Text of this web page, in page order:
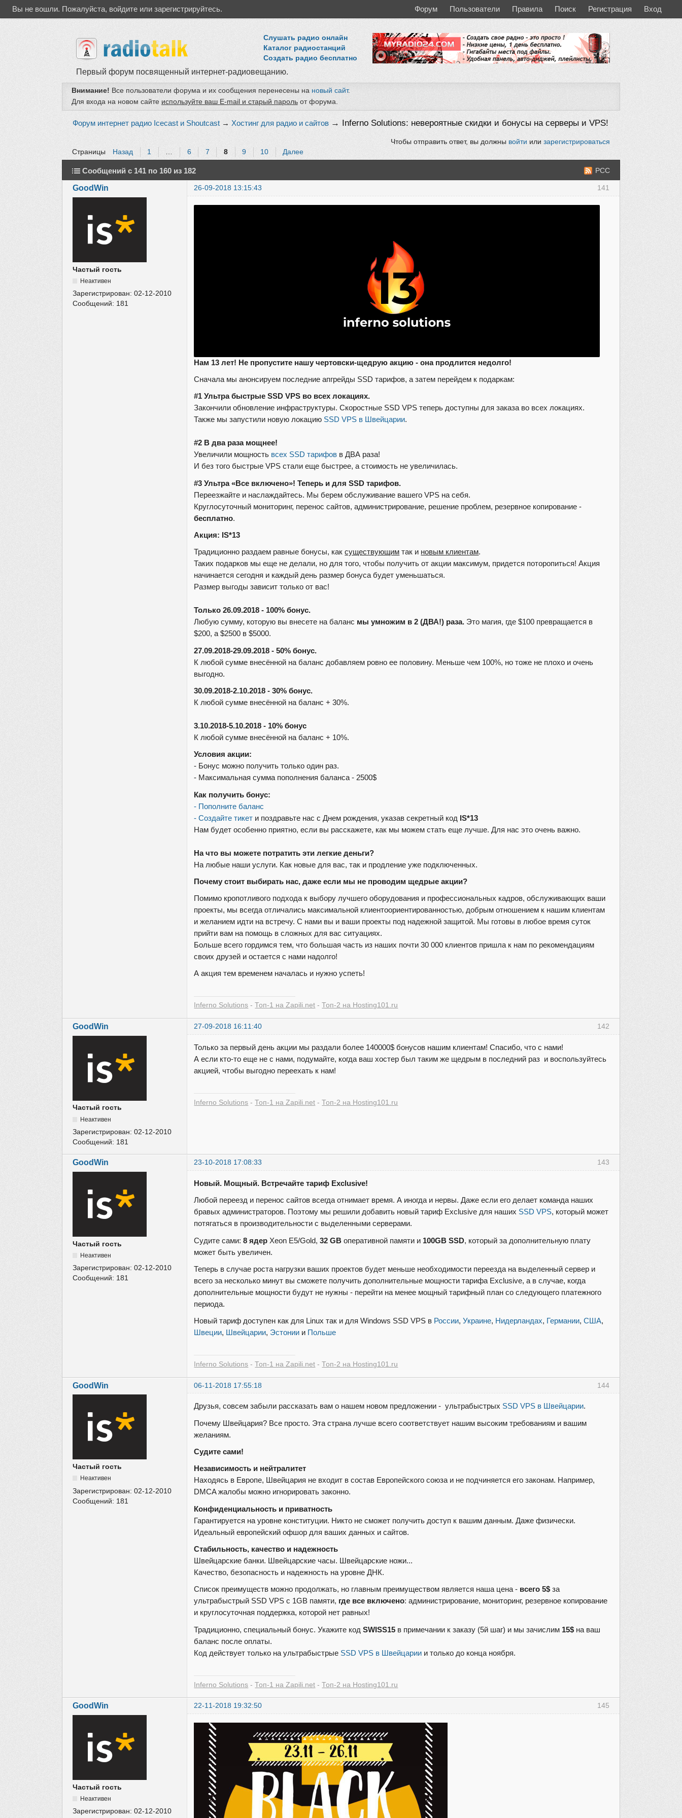
Вы не вошли. Пожалуйста, войдите или зарегистрируйтесь. Форум Пользователи Правила Поиск Регистрация Вход
Слушать радио онлайн
Каталог радиостанций
Создать радио бесплатно
Первый форум посвященный интернет-радиовещанию.
Внимание! Все пользователи форума и их сообщения перенесены на новый сайт.
Для входа на новом сайте используйте ваш E-mail и старый пароль от форума.
Форум интернет радио Icecast и Shoutcast → Хостинг для радио и сайтов → Inferno Solutions: невероятные скидки и бонусы на серверы и VPS!
Страницы Назад 1 … 6 7 8 9 10 Далее
Чтобы отправить ответ, вы должны войти или зарегистрироваться
РСС
Сообщений с 141 по 160 из 182
141
GoodWin 26-09-2018 13:15:43
Частый гость
Неактивен
Зарегистрирован:02-12-2010
Сообщений: 181
Нам 13 лет! Не пропустите нашу чертовски-щедрую акцию - она продлится недолго!
Сначала мы анонсируем последние апгрейды SSD тарифов, а затем перейдем к подаркам:
#1 Ультра быстрые SSD VPS во всех локациях.
Закончили обновление инфраструктуры. Скоростные SSD VPS теперь доступны для заказа во всех локациях.
Также мы запустили новую локацию SSD VPS в Швейцарии.
#2 В два раза мощнее!
Увеличили мощность всех SSD тарифов в ДВА раза!
И без того быстрые VPS стали еще быстрее, а стоимость не увеличилась.
#3 Ультра «Все включено»! Теперь и для SSD тарифов.
Переезжайте и наслаждайтесь. Мы берем обслуживание вашего VPS на себя.
Круглосуточный мониторинг, перенос сайтов, администрирование, решение проблем, резервное копирование -
бесплатно.
Акция: IS*13
Традиционно раздаем равные бонусы, каксуществующим так и новым клиентам.
Таких подарков мы еще не делали, но для того, чтобы получить от акции максимум, придется поторопиться! Акция
начинается сегодня и каждый день размер бонуса будет уменьшаться.
Размер выгоды зависит только от вас!
Только 26.09.2018 - 100% бонус.
Любую сумму, которую вы внесете на баланс мы умножим в 2 (ДВА!) раза. Это магия, где $100 превращается в
$200, а $2500 в $5000.
27.09.2018-29.09.2018 - 50% бонус.
К любой сумме внесённой на баланс добавляем ровно ее половину. Меньше чем 100%, но тоже не плохо и очень
выгодно.
30.09.2018-2.10.2018 - 30% бонус.
К любой сумме внесённой на баланс + 30%.
3.10.2018-5.10.2018 - 10% бонус
К любой сумме внесённой на баланс + 10%.
Условия акции:
- Бонус можно получить только один раз.
- Максимальная сумма пополнения баланса - 2500$
Как получить бонус:
- Пополните баланс
- Создайте тикет и поздравьте нас с Днем рождения, указав секретный код IS*13
Нам будет особенно приятно, если вы расскажете, как мы можем стать еще лучше. Для нас это очень важно.
На что вы можете потратить эти легкие деньги?
На любые наши услуги. Как новые для вас, так и продление уже подключенных.
Почему стоит выбирать нас, даже если мы не проводим щедрые акции?
Помимо кропотливого подхода к выбору лучшего оборудования и профессиональных кадров, обслуживающих ваши
проекты, мы всегда отличались максимальной клиентоориентированностью, добрым отношением к нашим клиентам
и желанием идти на встречу. С нами вы и ваши проекты под надежной защитой. Мы готовы в любое время суток
прийти вам на помощь в сложных для вас ситуациях.
Больше всего гордимся тем, что большая часть из наших почти 30 000 клиентов пришла к нам по рекомендациям
своих друзей и остается с нами надолго!
А акция тем временем началась и нужно успеть!
Inferno Solutions -Топ-1 на Zapili.net -Топ-2 на Hosting101.ru
142
GoodWin 27-09-2018 16:11:40
Частый гость
Неактивен
Зарегистрирован:02-12-2010
Сообщений: 181
Только за первый день акции мы раздали более 140000$ бонусов нашим клиентам! Спасибо, что с нами!
А если кто-то еще не с нами, подумайте, когда ваш хостер был таким же щедрым в последний раз и воспользуйтесь
акцией, чтобы выгодно переехать к нам!
Inferno Solutions -Топ-1 на Zapili.net -Топ-2 на Hosting101.ru
143
GoodWin 23-10-2018 17:08:33
Частый гость
Неактивен
Зарегистрирован:02-12-2010
Сообщений: 181
Новый. Мощный. Встречайте тариф Exclusive!
Любой переезд и перенос сайтов всегда отнимает время. А иногда и нервы. Даже если его делает команда наших
бравых администраторов. Поэтому мы решили добавить новый тариф Exclusive для наших SSD VPS, который может
потягаться в производительности с выделенными серверами.
Судите сами:8 ядер Xeon E5/Gold,32 GB оперативной памяти и 100GB SSD, который за дополнительную плату
может быть увеличен.
Теперь в случае роста нагрузки ваших проектов будет меньше необходимости переезда на выделенный сервер и
всего за несколько минут вы сможете получить дополнительные мощности тарифа Exclusive, а в случае, когда
дополнительные мощности будут не нужны - перейти на менее мощный тарифный план со следующего платежного
периода.
Новый тариф доступен как для Linux так и для Windows SSD VPS в России,Украине, Нидерландах, Германии,США,
Швеции, Швейцарии, Эстонии и Польше
Inferno Solutions -Топ-1 на Zapili.net -Топ-2 на Hosting101.ru
144
GoodWin 06-11-2018 17:55:18
Частый гость
Неактивен
Зарегистрирован:02-12-2010
Сообщений: 181
Друзья, совсем забыли рассказать вам о нашем новом предложении - ультрабыстрых SSD VPS в Швейцарии.
Почему Швейцария? Все просто. Эта страна лучше всего соответствует нашим высоким требованиям и вашим
желаниям.
Судите сами!
Независимость и нейтралитет
Находясь в Европе, Швейцария не входит в состав Европейского союза и не подчиняется его законам. Например,
DMCA жалобы можно игнорировать законно.
Конфиденциальность и приватность
Гарантируется на уровне конституции. Никто не сможет получить доступ к вашим данным. Даже физически.
Идеальный европейский офшор для ваших данных и сайтов.
Стабильность, качество и надежность
Швейцарские банки. Швейцарские часы. Швейцарские ножи...
Качество, безопасность и надежность на уровне ДНК.
Список преимуществ можно продолжать, но главным преимуществом является наша цена - всего 5$ за
ультрабыстрый SSD VPS с 1GB памяти, где все включено: администрирование, мониторинг, резервное копирование
и круглосуточная поддержка, которой нет равных!
Традиционно, специальный бонус. Укажите кодSWISS15 в примечании к заказу (5й шаг) и мы зачислим 15$ на ваш
баланс после оплаты.
Код действует только на ультрабыстрые SSD VPS в Швейцарии и только до конца ноября.
Inferno Solutions -Топ-1 на Zapili.net -Топ-2 на Hosting101.ru
145
GoodWin 22-11-2018 19:32:50
Частый гость
Неактивен
Зарегистрирован:02-12-2010